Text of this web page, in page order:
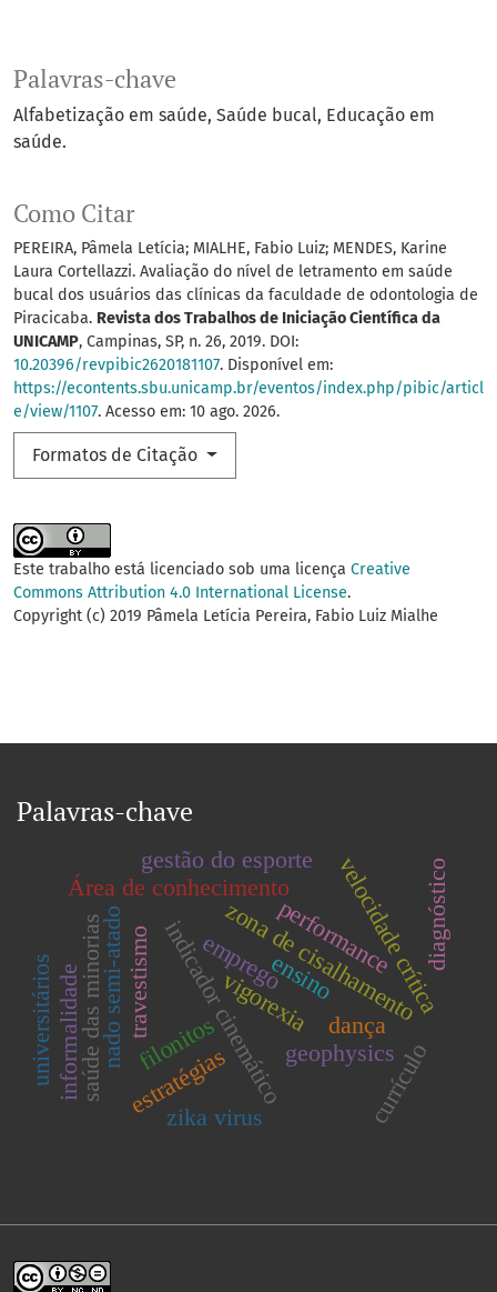
Palavras-chave
Alfabetização em saúde Saúde bucal Educação em
saúde.
Como Citar
PEREIRA, Pâmela Letícia; MIALHE, Fabio Luiz; MENDES, Karine
Laura Cortellazzi. Avaliação do nível de letramento em saúde
bucal dos usuários das clínicas da faculdade de odontologia de
Piracicaba. Revista dos Trabalhos de Iniciação Científica da
UNICAMP, Campinas, SP, n. 26, 2019. DOI:
10.20396/revpibic2620181107. Disponível em:
https://econtents.sbu.unicamp.br/eventos/index.php/pibic/articl
e/view/1107. Acesso em: 10 ago. 2026.
Formatos de Citação
Este trabalho está licenciado sob uma licença Creative
Commons Attribution 4.0 International License.
Copyright (c) 2019 Pâmela Letícia Pereira, Fabio Luiz Mialhe
Palavras-chave
zona de cisalhamento
indicador cinemático
filonitos dança
ensino
Área de conhecimento
nado semi-atado velocidade crítica
performance diagnóstico
gestão do esporte
geophysics
travestismo
saúde das minorias currículo
emprego
informalidade vigorexia
universitários estratégias
zika virus